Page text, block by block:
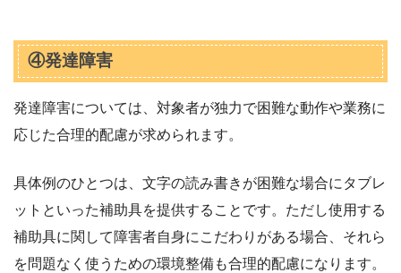
④発達障害
発達障害については、対象者が独力で困難な動作や業務に
応じた合理的配慮が求められます。
具体例のひとつは、文字の読み書きが困難な場合にタブレ
ットといった補助具を提供することです。ただし使用する
補助具に関して障害者自身にこだわりがある場合、それら
を問題なく使うための環境整備も合理的配慮になります。